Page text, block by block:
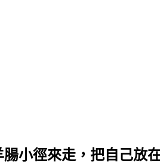
小徑來走，把自己放